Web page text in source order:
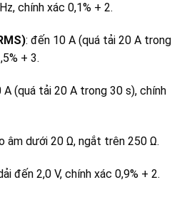
chính xác 0,1% + 2.
: đến 10 A (quá tải 20 A trong
+ 3.
A (quá tải 20 A trong 30 s), chính
âm dưới 20 Ω, ngắt trên 250 Ω.
đến 2,0 V, chính xác 0,9% + 2.